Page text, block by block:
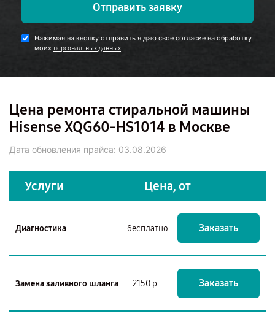
Отправить заявку
Нажимая на кнопку отправить я даю свое согласие на обработку
моих персональных данных.
Цена ремонта стиральной машины
Hisense XQG60-HS1014 в Москве
Дата обновления прайса: 03.08.2026
Услуги Цена, от
Диагностика бесплатно Заказать
Замена заливного шланга 2150 р Заказать